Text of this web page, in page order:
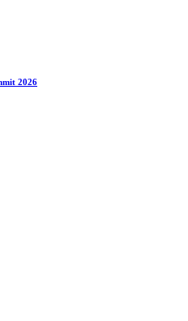
2026